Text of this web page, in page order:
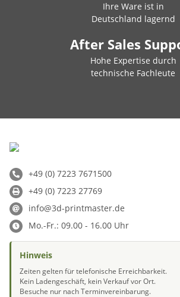
Ihre Ware ist in
Deutschland lagernd
After Sales
Hohe Expertise durch
technische Fachleute
+49 (0) 7223 7671500
+49 (0) 7223 27769
info@3d-printmaster.de
Mo.-Fr.: 09.00 - 16.00 Uhr
Hinweis
Zeiten gelten für telefonische Erreichbarkeit.
Kein Ladengeschäft, kein Verkauf vor Ort.
Besuche nur nach Terminvereinbarung.